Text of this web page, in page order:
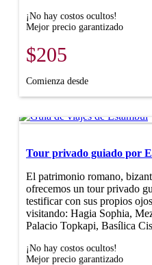
¡No hay costos ocultos!
Mejor precio garantizado
$205
Comienza desde
Tour privado guiado por
El patrimonio romano,
ofrecemos un tour privado
testificar con sus propios
visitando: Hagia Sophia,
Palacio Topkapi, Basílica
¡No hay costos ocultos!
Mejor precio garantizado